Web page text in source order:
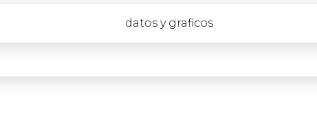
datos y graficos